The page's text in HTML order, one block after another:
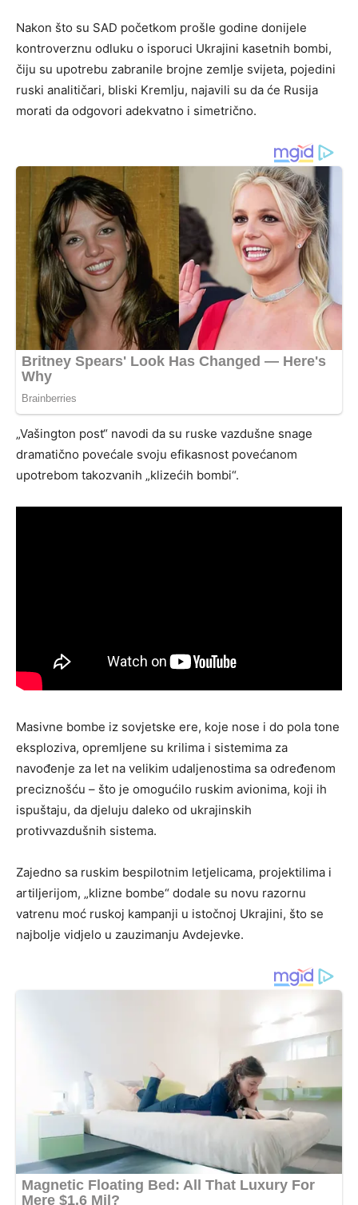
Nakon što su SAD početkom prošle godine donijele
kontroverznu odluku o isporuci Ukrajini kasetnih bombi,
čiju su upotrebu zabranile brojne zemlje svijeta, pojedini
ruski analitičari, bliski Kremlju, najavili su da će Rusija
morati da odgovori adekvatno i simetrično.
„Vašington post“ navodi da su ruske vazdušne snage
dramatično povećale svoju efikasnost povećanom
upotrebom takozvanih „klizećih bombi“.
Masivne bombe iz sovjetske ere, koje nose i do pola tone
eksploziva, opremljene su krilima i sistemima za
navođenje za let na velikim udaljenostima sa određenom
preciznošću – što je omogućilo ruskim avionima, koji ih
ispuštaju, da djeluju daleko od ukrajinskih
protivvazdušnih sistema.
Zajedno sa ruskim bespilotnim letjelicama, projektilima i
artiljerijom, „klizne bombe“ dodale su novu razornu
vatrenu moć ruskoj kampanji u istočnoj Ukrajini, što se
najbolje vidjelo u zauzimanju Avdejevke.